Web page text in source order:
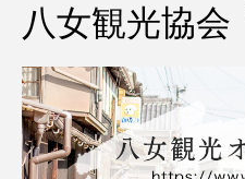
八女観光協会